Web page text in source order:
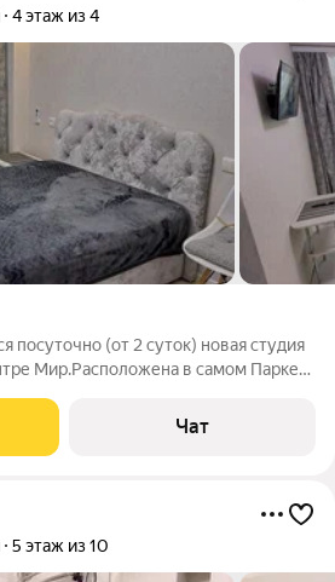
4 этаж из 4
посуточно (от 2 суток) новая студия
Мир.Расположена в самом Парке
клубы. В студии все
Чат
5 этаж из 10